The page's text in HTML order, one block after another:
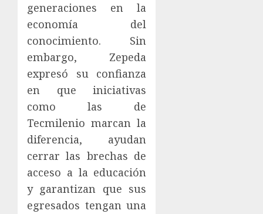
generaciones en la
economía del
conocimiento. Sin
embargo, Zepeda
expresó su confianza
en que iniciativas
como las de
Tecmilenio marcan la
diferencia, ayudan
cerrar las brechas de
acceso a la educación
y garantizan que sus
egresados tengan una